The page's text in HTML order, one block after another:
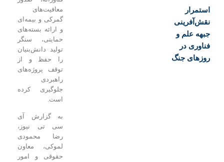
و
جنگ
گمرکی و بیمه‌ای
و ارائه بسته‌های
حمایتی، سنگر
تولید دانش‌بنیان
را حفظ و از
توقف پروژه‌های
جلوگیری کرده
به گزارش آی
سی تی نیوز،
رضا محمودی
لموکی، معاون
حقوقی و امور